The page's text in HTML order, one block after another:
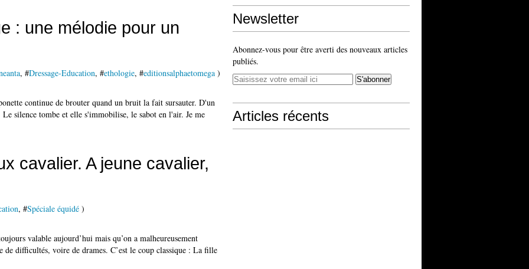
: une mélodie pour un
, #Dressage-Education, #ethologie, #editionsalphaetomega )
continue de brouter quand un bruit la fait sursauter. D'un
silence tombe et elle s'immobilise, le sabot en l'air. Je me
cavalier. A jeune cavalier,
, #Spéciale équidé )
valable aujourd’hui mais qu’on a malheureusement
de difficultés, voire de drames. C’est le coup classique : La fille
Newsletter
Abonnez-vous pour être averti des nouveaux articles
publiés.
Articles récents